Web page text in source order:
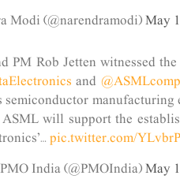
May
PM Rob Jetten witnessed
and
semiconductor manufacturing
will support the
pic.twitter.com/
May